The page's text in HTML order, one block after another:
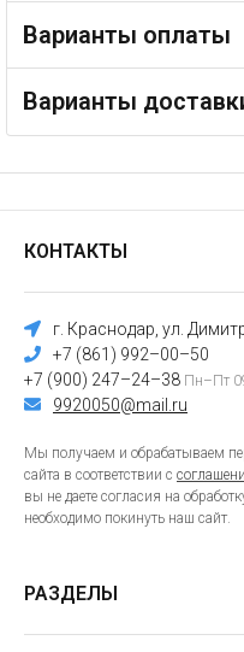
Варианты оплаты
Варианты
КОНТАКТЫ
г. Краснодар, ул.
+7 (861) 992–00–50
+7 (900) 247–24–38 Пн–Пт
9920050@mail.ru
Мы получаем и обрабатываем
сайта в соответствии с
вы не даете согласия на
необходимо покинуть наш сайт.
РАЗДЕЛЫ